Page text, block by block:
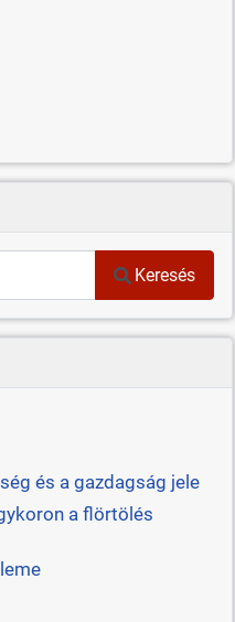
Keresés
és a gazdagság jele
a flörtölés